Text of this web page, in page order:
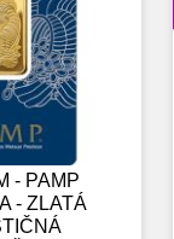
- PAMP
- ZLATÁ